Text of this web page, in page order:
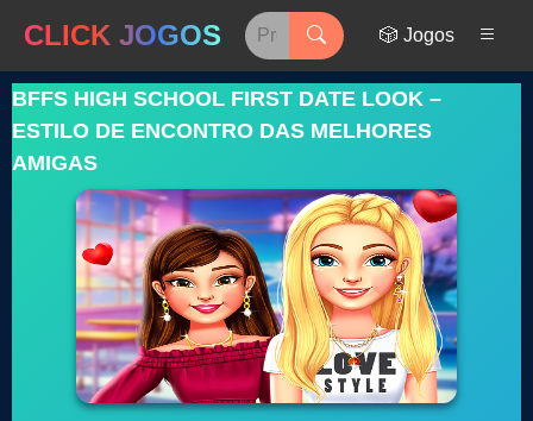
CLICK JOGOS 🎲 Jogos
BFFS HIGH SCHOOL FIRST DATE LOOK –
ESTILO DE ENCONTRO DAS MELHORES
AMIGAS